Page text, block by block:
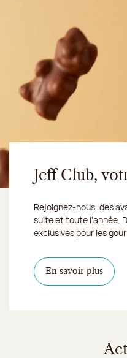
Jeff Club,
Rejoignez-nous, des
suite et toute l'année.
exclusives pour les
En savoir plus